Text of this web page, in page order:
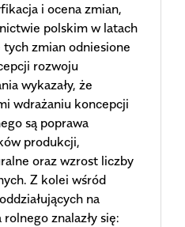
i ocena zmian,
polskim w latach
zmian odniesione
rozwoju
wykazały, że
wdrażaniu koncepcji
są poprawa
produkcji,
oraz wzrost liczby
Z kolei wśród
na
znalazły się: